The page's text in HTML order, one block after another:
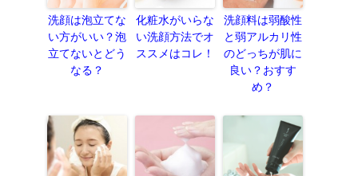
洗顔は泡立てな
い方がいい？泡
立てないとどう
なる？
化粧水がいらな
い洗顔方法でオ
ススメはコレ！
洗顔料は弱酸性
と弱アルカリ性
のどっちが肌に
良い？おすす
め？